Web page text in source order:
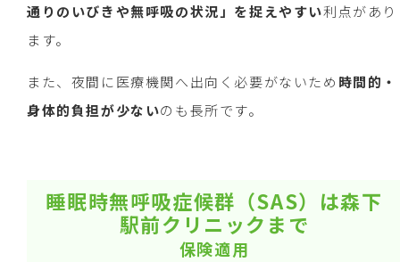
通りのいびきや無呼吸の状況」を捉えやすい利点があり
ます。
また、夜間に医療機関へ出向く必要がないため 時間的・
身体的負担が少ないのも長所です。
睡眠時無呼吸症候群（SAS）は森下
駅前クリニックまで
保険適用